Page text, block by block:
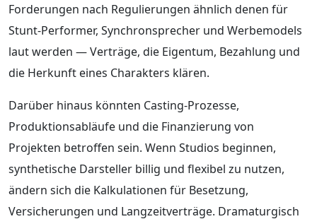
Forderungen nach Regulierungen ähnlich denen für
Stunt-Performer, Synchronsprecher und Werbemodels
laut werden — Verträge, die Eigentum, Bezahlung und
die Herkunft eines Charakters klären.
Darüber hinaus könnten Casting-Prozesse,
Produktionsabläufe und die Finanzierung von
Projekten betroffen sein. Wenn Studios beginnen,
synthetische Darsteller billig und flexibel zu nutzen,
ändern sich die Kalkulationen für Besetzung,
Versicherungen und Langzeitverträge. Dramaturgisch